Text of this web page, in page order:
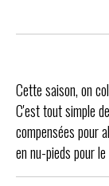
Cette saison, on
C'est tout simple
compensées pour
en nu-pieds pour